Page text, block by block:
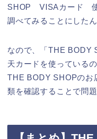
SHOP VISAカード 使
調べてみることにしたん
なので、「THE BODY
天カードを使っている
THE BODY SHOPのお
類を確認することで問